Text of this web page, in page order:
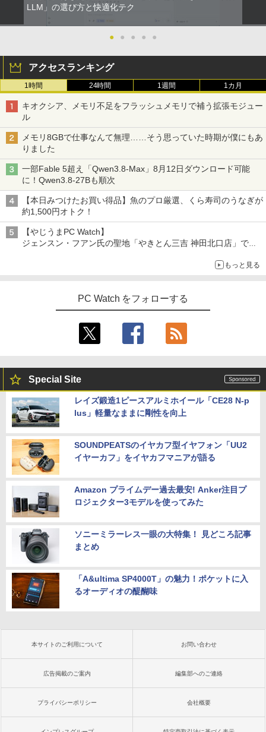
On My Road (Stadium ver.)
On My Road (Stadium ver.)
BUGS LIFE
￥250
￥1,380
by Amazon 炭酸水 ラベルレス 500ml ×24本
art Basic)
￥1,625
by Amazon 天然水ラベルレス 2L×9本
￥1,117
コカ・コーラ やかんの麦茶 from 爽健美茶 ラ
ベルレス 650mlPET×24本
ONE PIECE モノクロ版 115 (ジャンプコミッ
クスDIGITAL)
￥594
HUNTER×HUNTER モノクロ版 39 (ジャンプ
コミックスDIGITAL)
￥572
スーパーの裏でヤニ吸うふたり 9巻 (デジタル
版ビッグガンガンコミックス)
￥810
【エントリーでポイント100％還元のチ
ore i3 10110U 16GB DDR4 64GBまで増
設 512GB SSD M.2 2242 最大8TB Wind
ows11 Pro mini pc 4.1GHz WIFI6 BT5.
2 小型PC VESA対応 ミニパソコン 2画面
ップPC
￥66,248
[VETESA正規販売店]デスクトップパソ
コン PC 一体型 新品 Windows11 27型 C
ore i7 第4世代 Office付き メモリ16GB
SSD512GB 初期設定済 ホワイト ブラッ
￥69,800
￥124,800
￥148,700
2
ハヤブサ消防団 森へつづく道 【電子書
籍】[ 池井戸潤 ]
￥2,200
3
送料無料【中古】ガラスの仮面 1〜49巻
内すずえ 白泉社（少女コミック）
4 永遠の記憶 [ 東野 圭吾 ]
した弟子たちが俺を放ってくれない件〜
【電子書籍】[ 佐賀崎しげる ]
LLM」の選び方と快適化テク
● ● ● ● ●
アクセスランキング
1時間 24時間 1週間 1カ月
キオクシア、メモリ不足をフラッシュメモリで補う拡張モジュー
ル
メモリ8GBで仕事なんて無理……そう思っていた時期が僕にもあ
りました
一部Fable 5超え「Qwen3.8-Max」8月12日ダウンロード可能
に！Qwen3.8-27Bも順次
【本日みつけたお買い得品】魚のプロ厳選、くら寿司のうなぎが
約1,500円オトク！
【やじうまPC Watch】
ジェンスン・フアン氏の聖地「やきとん三吉 神田北口店」で
～コース名を変更したのはNVIDIAに怒られたからではないもっと見る
PC Watch をフォローする
Special Site
レイズ鍛造1ピースアルミホイール「CE28 N-p
lus」軽量なままに剛性を向上
SOUNDPEATSのイヤカフ型イヤフォン「UU2
イヤーカフ」をイヤカフマニアが語る
Amazon プライムデー過去最安! Anker注目プ
ロジェクター3モデルを使ってみた
ソニーミラーレス一眼の大特集！ 見どころ記事
まとめ
「A&ultima SP4000T」の魅力！ポケットに入
るオーディオの醍醐味
本サイトのご利用について お問い合わせ
広告掲載のご案内 編集部へのご連絡
プライバシーポリシー 会社概要